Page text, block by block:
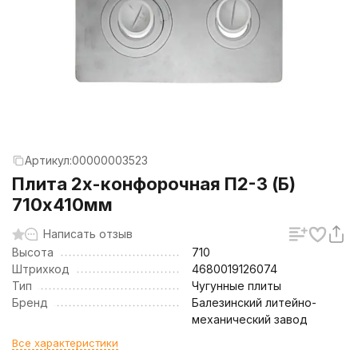
Артикул:00000003523
Плита 2х-конфорочная П2-3 (Б)
710х410мм
Написать отзыв
Высота
710
Штрихкод
4680019126074
Тип
Чугунные плиты
Бренд
Балезинский литейно-
механический завод
Все характеристики